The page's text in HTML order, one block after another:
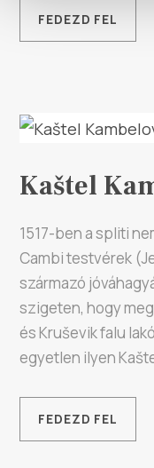
FEDEZD FEL
Kaštel
1517-ben a spliti
Cambi testvérek
származó
szigeten, hogy
és Kruševik falu
egyetlen ilyen
FEDEZD FEL